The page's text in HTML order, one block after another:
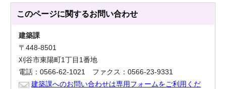
このページに関するお問い合わせ
建築課
〒448-8501
刈谷市東陽町1丁目1番地
電話：0566-62-1021 ファクス：0566-23-9331
建築課へのお問い合わせは専用フォームをご利用くだ